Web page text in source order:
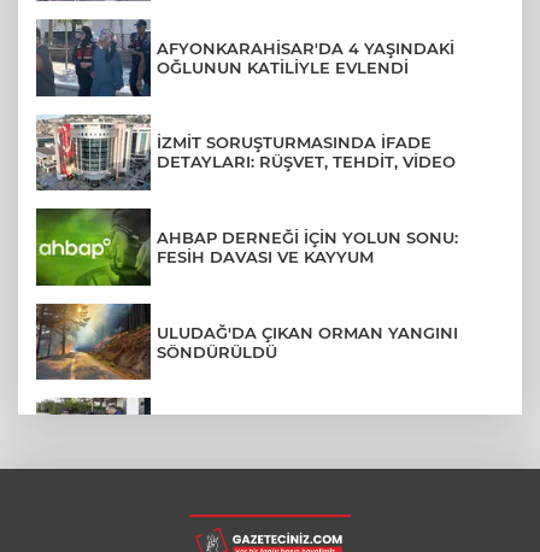
AFYONKARAHİSAR'DA 4 YAŞINDAKİ
OĞLUNUN KATİLİYLE EVLENDİ
İZMİT SORUŞTURMASINDA İFADE
DETAYLARI: RÜŞVET, TEHDİT, VİDEO
AHBAP DERNEĞİ İÇİN YOLUN SONU:
FESİH DAVASI VE KAYYUM
ULUDAĞ'DA ÇIKAN ORMAN YANGINI
SÖNDÜRÜLDÜ
ASLI HÜNEL'DEN BURSA'DA
UNUTULMAZ KONSER